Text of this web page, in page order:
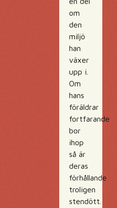
om
den
miljö
han
växer
upp i.
Om
hans
föräldrar
fortfarande
bor
ihop
så är
deras
förhållande
troligen
stendött.